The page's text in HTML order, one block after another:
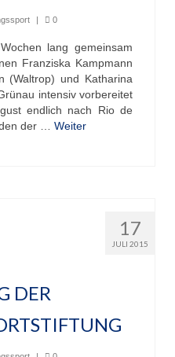
| 0
lang gemeinsam
Franziska Kampmann
(Waltrop) und Katharina
intensiv vorbereitet
endlich nach Rio de
der … Weiter
17
JULI 2015
DER